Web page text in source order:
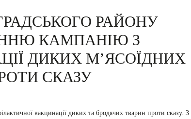
РАЙОНУ
КАМПАНІЮ З
ДИКИХ М’ЯСОЇДНИХ
СКАЗУ
вакцинації диких та бродячих тварин проти сказу. З